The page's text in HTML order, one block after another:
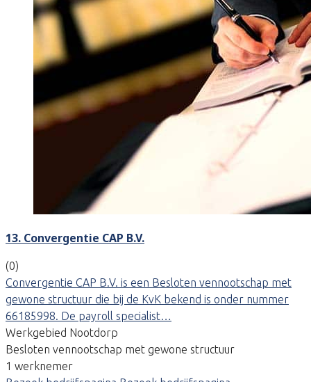
13. Convergentie CAP B.V.
(0)
Convergentie CAP B.V. is een Besloten vennootschap met
gewone structuur die bij de KvK bekend is onder nummer
66185998. De payroll specialist…
Werkgebied Nootdorp
Besloten vennootschap met gewone structuur
1 werknemer